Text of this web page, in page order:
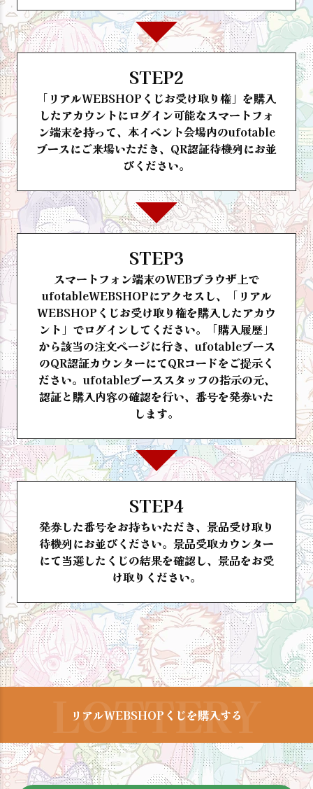
STEP2
「リアルWEBSHOPくじお受け取り権」を購入
したアカウントにログイン可能なスマートフォ
ン端末を持って、本イベント会場内のufotable
ブースにご来場いただき、QR認証待機列にお並
びください。
STEP3
スマートフォン端末のWEBブラウザ上で
ufotableWEBSHOPにアクセスし、「リアル
WEBSHOPくじお受け取り権を購入したアカウ
ント」でログインしてください。「購入履歴」
から該当の注文ページに行き、ufotableブース
のQR認証カウンターにてQRコードをご提示く
ださい。ufotableブーススタッフの指示の元、
認証と購入内容の確認を行い、番号を発券いた
します。
STEP4
発券した番号をお持ちいただき、景品受け取り
待機列にお並びください。景品受取カウンター
にて当選したくじの結果を確認し、景品をお受
け取りください。
リアルWEBSHOPくじを購入する